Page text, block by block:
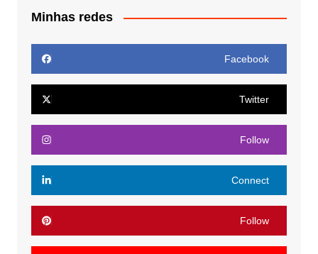
Minhas redes
Facebook
Twitter
Follow
Connect
Follow